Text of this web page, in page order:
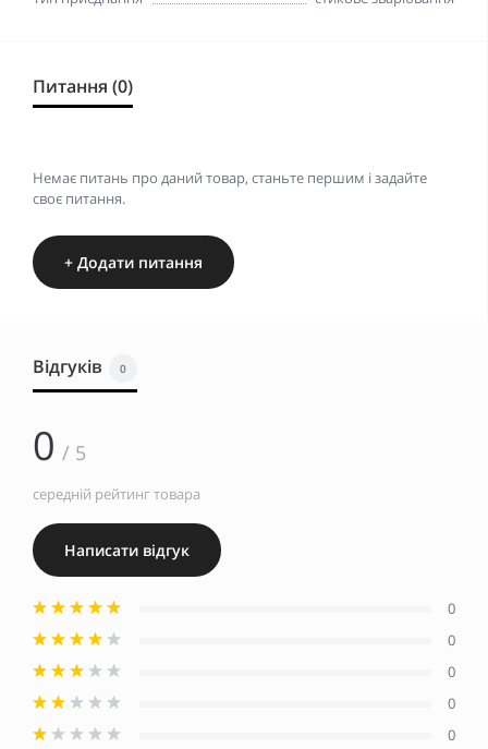
Питання (0)
Немає питань про даний товар, станьте першим і задайте
своє питання.
+ Додати питання
Відгуків 0
0 / 5
середній рейтинг товара
Написати відгук
0
0
0
0
0